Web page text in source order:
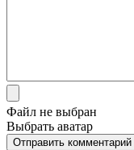
Файл не выбран
Выбрать аватар
Отправить комментарий